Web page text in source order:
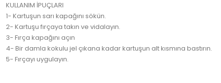
KULLANIM İPUÇLARI
1- Kartuşun sarı kapağını sökün.
2- Kartuşu fırçaya takın ve vidalayın.
3- Fırça kapağını açın
4- Bir damla kokulu jel çıkana kadar kartuşun alt kısmına bastırın.
5- Fırçayı uygulayın.